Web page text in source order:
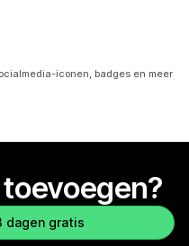
iconen, badges en meer
dagen gratis